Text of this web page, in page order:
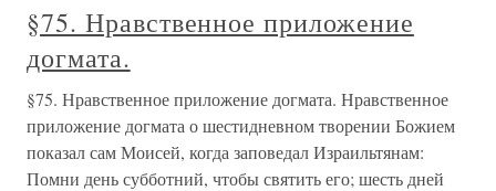
§75. Нравственное приложение
догмата.
§75. Нравственное приложение догмата. Нравственное
приложение догмата о шестидневном творении Божием
показал сам Моисей, когда заповедал Израильтянам:
Помни день субботний, чтобы святить его; шесть дней